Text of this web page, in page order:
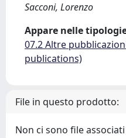
Sacconi, Lorenzo
Appare nelle
07.2 Altre
publications)
File in questo prodotto:
Non ci sono file